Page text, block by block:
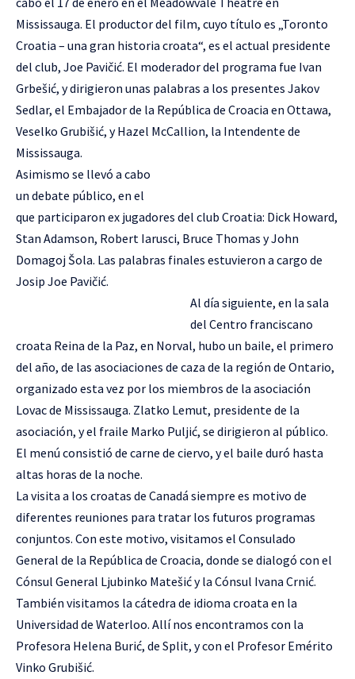
Mississauga. El productor del film, cuyo título es „Toronto
Croatia – una gran historia croata“, es el actual presidente
del club, Joe Pavičić. El moderador del programa fue Ivan
Grbešić, y dirigieron unas palabras a los presentes Jakov
Sedlar, el Embajador de la República de Croacia en Ottawa,
Veselko Grubišić, y Hazel McCallion, la Intendente de
Mississauga.
Asimismo se llevó a cabo
un debate público, en el
que participaron ex jugadores del club Croatia: Dick Howard,
Stan Adamson, Robert Iarusci, Bruce Thomas y John
Domagoj Šola. Las palabras finales estuvieron a cargo de
Josip Joe Pavičić.
Al día siguiente, en la sala
del Centro franciscano
croata Reina de la Paz, en Norval, hubo un baile, el primero
del año, de las asociaciones de caza de la región de Ontario,
organizado esta vez por los miembros de la asociación
Lovac de Mississauga. Zlatko Lemut, presidente de la
asociación, y el fraile Marko Puljić, se dirigieron al público.
El menú consistió de carne de ciervo, y el baile duró hasta
altas horas de la noche.
La visita a los croatas de Canadá siempre es motivo de
diferentes reuniones para tratar los futuros programas
conjuntos. Con este motivo, visitamos el Consulado
General de la República de Croacia, donde se dialogó con el
Cónsul General Ljubinko Matešić y la Cónsul Ivana Crnić.
También visitamos la cátedra de idioma croata en la
Universidad de Waterloo. Allí nos encontramos con la
Profesora Helena Burić, de Split, y con el Profesor Emérito
Vinko Grubišić.